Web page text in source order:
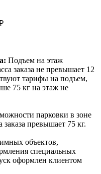
Подъем на этаж
заказа не превышает 12
тарифы на подъем,
75 кг на этаж не
парковки в зоне
заказа превышает 75 кг.
объектов,
специальных
оформлен клиентом